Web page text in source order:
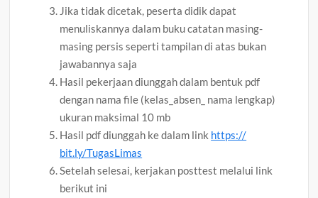
Jika tidak dicetak, peserta didik dapat
menuliskannya dalam buku catatan masing-
masing persis seperti tampilan di atas bukan
jawabannya saja
Hasil pekerjaan diunggah dalam bentuk pdf
dengan nama file (kelas_absen_ nama lengkap)
ukuran maksimal 10 mb
Hasil pdf diunggah ke dalam link https://
bit.ly/TugasLimas
Setelah selesai, kerjakan posttest melalui link
berikut ini